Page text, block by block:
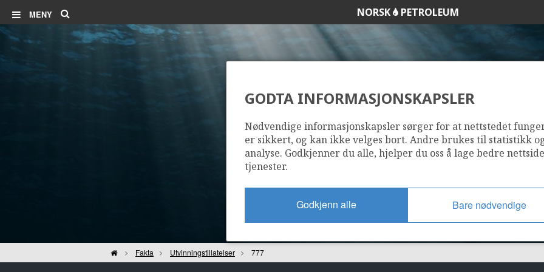
MENY NORSK PETROLEUM
777
Hjem Fakta Utvinningstillatelser 777
GODTA INFORMASJONSKAPSLER
Nødvendige informasjonskapsler sørger for at nettstedet
er sikkert, og kan ikke velges bort. Andre brukes til statistikk
analyse. Godkjenner du alle, hjelper du oss å lage bedre
tjenester.
Godkjenn alle Bare nødvendige